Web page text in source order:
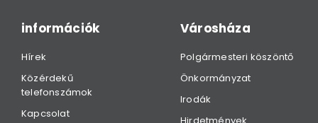
információk
Hírek
Közérdekű
telefonszámok
Kapcsolat
Városháza
Polgármesteri köszöntő
Önkormányzat
Irodák